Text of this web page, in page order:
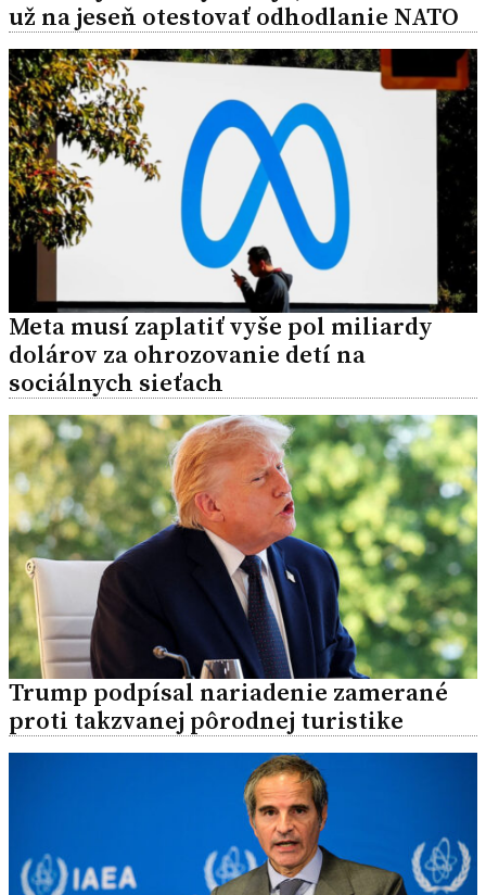
už na jeseň otestovať odhodlanie NATO
Meta musí zaplatiť vyše pol miliardy
dolárov za ohrozovanie detí na
sociálnych sieťach
Trump podpísal nariadenie zamerané
proti takzvanej pôrodnej turistike